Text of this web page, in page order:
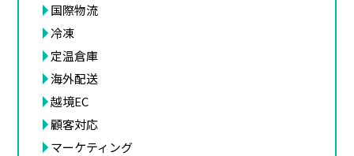
国際物流
冷凍
定温倉庫
海外配送
越境EC
顧客対応
マーケティング